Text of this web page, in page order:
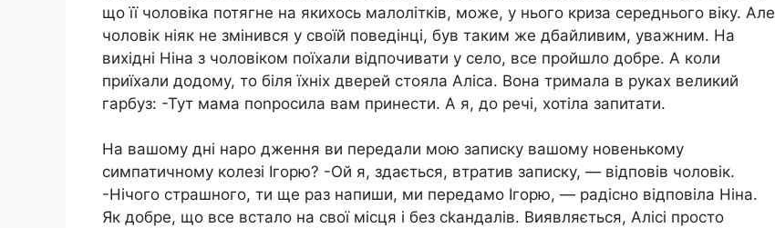
що її чоловіка потягне на якихось малолітків, може, у нього криза середнього віку. Але
чоловік ніяк не змінився у своїй поведінці, був таким же дбайливим, уважним. На
вихідні Ніна з чоловіком поїхали відпочивати у село, все пройшло добре. А коли
приїхали додому, то біля їхніх дверей стояла Аліса. Вона тримала в руках великий
гарбуз: -Тут мама поnросила вам принести. А я, до речі, хотіла запитати.
На вашому дні наро дження ви передали мою записку вашому новенькому
симпатичному колезі Ігорю? -Ой я, здається, втратив записку, — відповів чоловік.
-Нічого страшного, ти ще раз напиши, ми передамо Ігорю, — радісно відповіла Ніна.
Як добре, що все встало на свої місця і без сkандалів. Виявляється, Алісі просто